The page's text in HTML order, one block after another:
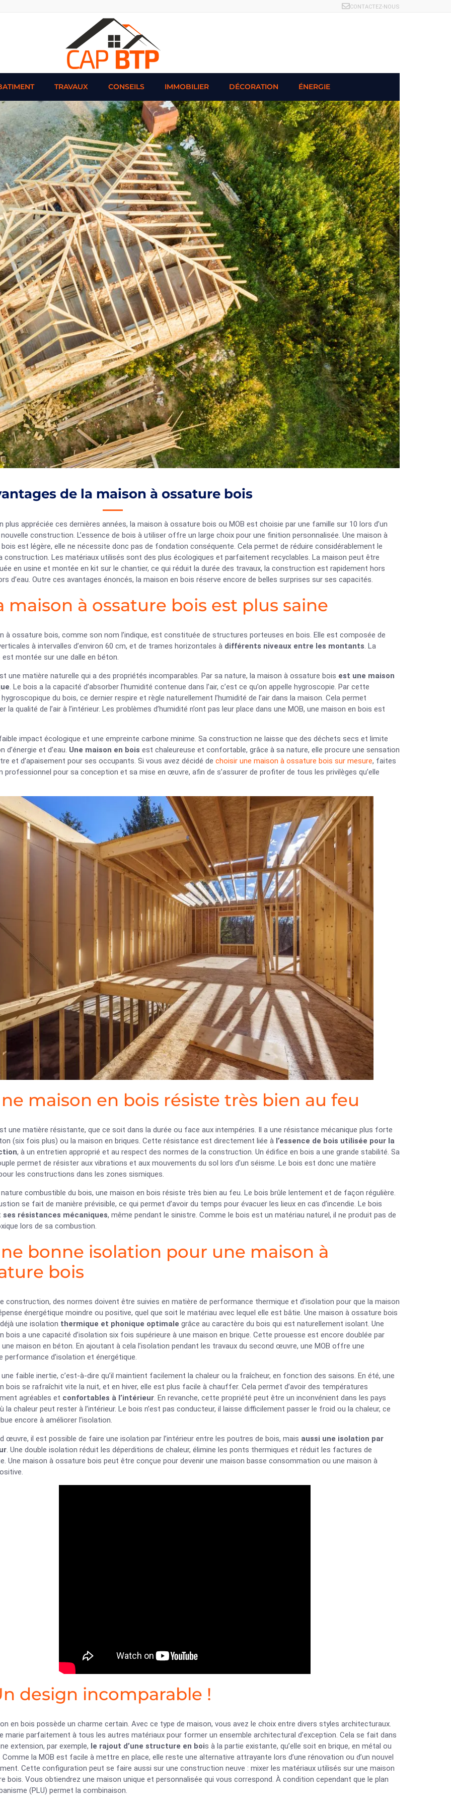
CONTACTEZ-NOUS
TRAVAUX CONSEILS IMMOBILIER DÉCORATION ÉNERGIE
de la maison à ossature bois
plus appréciée ces dernières années, la maison à ossature bois ou MOB est choisie par une famille sur 10 lors d’un
construction. L’essence de bois à utiliser offre un large choix pour une finition personnalisée. Une maison à
est légère, elle ne nécessite donc pas de fondation conséquente. Cela permet de réduire considérablement le
construction. Les matériaux utilisés sont des plus écologiques et parfaitement recyclables. La maison peut être
en usine et montée en kit sur le chantier, ce qui réduit la durée des travaux, la construction est rapidement hors
d’eau. Outre ces avantages énoncés, la maison en bois réserve encore de belles surprises sur ses capacités.
maison à ossature bois est plus saine
à ossature bois, comme son nom l’indique, est constituée de structures porteuses en bois. Elle est composée de
à intervalles d’environ 60 cm, et de trames horizontales à différents niveaux entre les montants. La
montée sur une dalle en béton.
une matière naturelle qui a des propriétés incomparables. Par sa nature, la maison à ossature bois est une maison
. Le bois a la capacité d’absorber l’humidité contenue dans l’air, c’est ce qu’on appelle hygroscopie. Par cette
du bois, ce dernier respire et règle naturellement l’humidité de l’air dans la maison. Cela permet
la qualité de l’air à l’intérieur. Les problèmes d’humidité n’ont pas leur place dans une MOB, une maison en bois est
impact écologique et une empreinte carbone minime. Sa construction ne laisse que des déchets secs et limite
d’énergie et d’eau. Une maison en bois est chaleureuse et confortable, grâce à sa nature, elle procure une sensation
et d’apaisement pour ses occupants. Si vous avez décidé de choisir une maison à ossature bois sur mesure, faites
professionnel pour sa conception et sa mise en œuvre, afin de s’assurer de profiter de tous les privilèges qu’elle
maison en bois résiste très bien au feu
une matière résistante, que ce soit dans la durée ou face aux intempéries. Il a une résistance mécanique plus forte
(six fois plus) ou la maison en briques. Cette résistance est directement liée à l’essence de bois utilisée pour la
, à un entretien approprié et au respect des normes de la construction. Un édifice en bois a une grande stabilité. Sa
permet de résister aux vibrations et aux mouvements du sol lors d’un séisme. Le bois est donc une matière
les constructions dans les zones sismiques.
nature combustible du bois, une maison en bois résiste très bien au feu. Le bois brûle lentement et de façon régulière.
se fait de manière prévisible, ce qui permet d’avoir du temps pour évacuer les lieux en cas d’incendie. Le bois
ses résistances mécaniques, même pendant le sinistre. Comme le bois est un matériau naturel, il ne produit pas de
lors de sa combustion.
bonne isolation pour une maison à
bois
construction, des normes doivent être suivies en matière de performance thermique et d’isolation pour que la maison
énergétique moindre ou positive, quel que soit le matériau avec lequel elle est bâtie. Une maison à ossature bois
une isolation thermique et phonique optimale grâce au caractère du bois qui est naturellement isolant. Une
bois a une capacité d’isolation six fois supérieure à une maison en brique. Cette prouesse est encore doublée par
maison en béton. En ajoutant à cela l’isolation pendant les travaux du second œuvre, une MOB offre une
performance d’isolation et énergétique.
faible inertie, c’est-à-dire qu’il maintient facilement la chaleur ou la fraîcheur, en fonction des saisons. En été, une
bois se rafraîchit vite la nuit, et en hiver, elle est plus facile à chauffer. Cela permet d’avoir des températures
agréables et confortables à l’intérieur . En revanche, cette propriété peut être un inconvénient dans les pays
la chaleur peut rester à l’intérieur. Le bois n’est pas conducteur, il laisse difficilement passer le froid ou la chaleur, ce
encore à améliorer l’isolation.
œuvre, il est possible de faire une isolation par l’intérieur entre les poutres de bois, mais aussi une isolation par
. Une double isolation réduit les déperditions de chaleur, élimine les ponts thermiques et réduit les factures de
Une maison à ossature bois peut être conçue pour devenir une maison basse consommation ou une maison à
design incomparable !
en bois possède un charme certain. Avec ce type de maison, vous avez le choix entre divers styles architecturaux.
marie parfaitement à tous les autres matériaux pour former un ensemble architectural d’exception. Cela se fait dans
extension, par exemple, le rajout d’une structure en bois à la partie existante, qu’elle soit en brique, en métal ou
Comme la MOB est facile à mettre en place, elle reste une alternative attrayante lors d’une rénovation ou d’un nouvel
Cette configuration peut se faire aussi sur une construction neuve : mixer les matériaux utilisés sur une maison
bois. Vous obtiendrez une maison unique et personnalisée qui vous correspond. À condition cependant que le plan
(PLU) permet la combinaison.